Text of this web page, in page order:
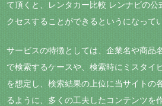
て頂くと、レンタカー比較 レンナビの公
クセスすることができるというになって
サービスの特徴としては、企業名や商品
で検索するケースや、検索時にミスタイ
を想定し、検索結果の上位に当サイトの
るように、多くの工夫したコンテンツを